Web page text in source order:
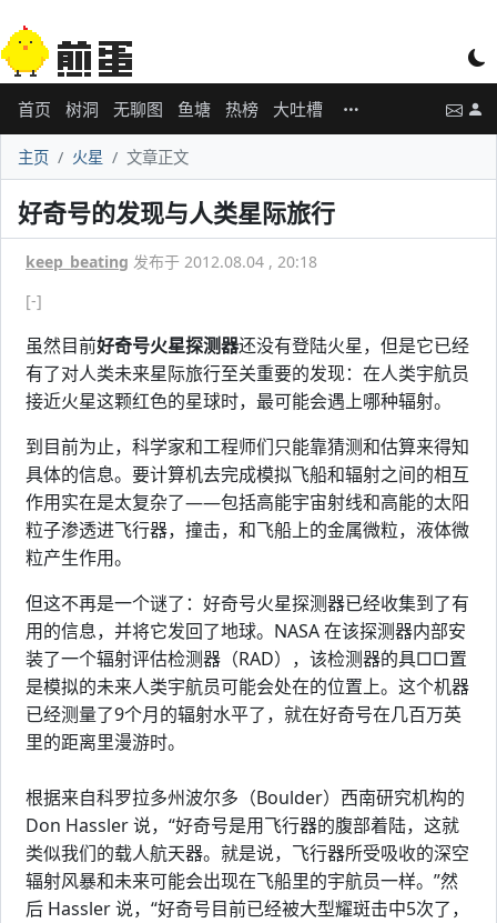
首页 树洞 无聊图 鱼塘 热榜 大吐槽
主页 火星 文章正文
好奇号的发现与人类星际旅行
keep_beating 发布于 2012.08.04 , 20:18
[-]
虽然目前好奇号火星探测器还没有登陆火星，但是它已经
有了对人类未来星际旅行至关重要的发现：在人类宇航员
接近火星这颗红色的星球时，最可能会遇上哪种辐射。
到目前为止，科学家和工程师们只能靠猜测和估算来得知
具体的信息。要计算机去完成模拟飞船和辐射之间的相互
作用实在是太复杂了——包括高能宇宙射线和高能的太阳
粒子渗透进飞行器，撞击，和飞船上的金属微粒，液体微
粒产生作用。
但这不再是一个谜了：好奇号火星探测器已经收集到了有
用的信息，并将它发回了地球。NASA 在该探测器内部安
装了一个辐射评估检测器（RAD），该检测器的具□□置
是模拟的未来人类宇航员可能会处在的位置上。这个机器
已经测量了9个月的辐射水平了，就在好奇号在几百万英
里的距离里漫游时。
根据来自科罗拉多州波尔多（Boulder）西南研究机构的
Don Hassler 说，“好奇号是用飞行器的腹部着陆，这就
类似我们的载人航天器。就是说，飞行器所受吸收的深空
辐射风暴和未来可能会出现在飞船里的宇航员一样。”然
后 Hassler 说，“好奇号目前已经被大型耀斑击中5次了，